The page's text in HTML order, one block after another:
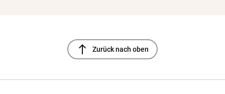
north Zurück nach oben